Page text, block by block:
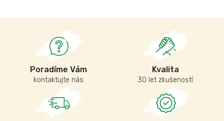
Poradíme Vám
kontaktujte nás
Kvalita
30 let zkušeností